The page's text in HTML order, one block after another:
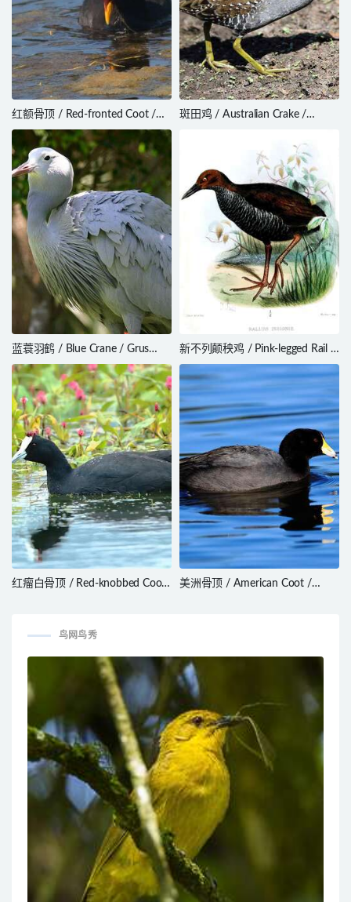
红额骨顶 / Red-fronted Coot /
Fulica rufifrons
斑田鸡 / Australian Crake /
蓝蓑羽鹤 / Blue Crane / Grus
paradisea
新不列颠秧鸡 / Pink-legged Rail /
Hypotaenidia insignis
红瘤白骨顶 / Red-knobbed Coot
美洲骨顶 / American Coot /
鸟网鸟秀